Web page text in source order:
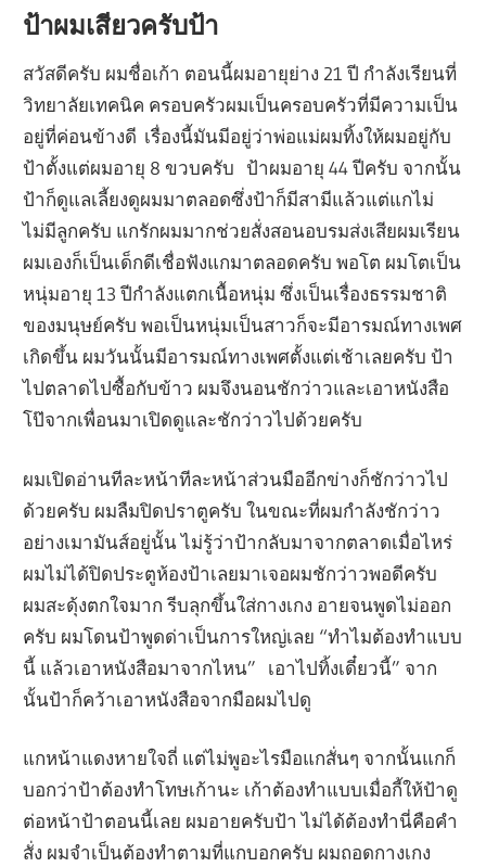
ป้าผมเสียวครับป้า
สวัสดีครับ ผมชื่อเก้า ตอนนี้ผมอายุย่าง 21 ปี กำลังเรียนที่
วิทยาลัยเทคนิค ครอบครัวผมเป็นครอบครัวที่มีความเป็น
อยู่ที่ค่อนข้างดี เรื่องนี้มันมีอยู่ว่าพ่อแม่ผมทิ้งให้ผมอยู่กับ
ป้าตั้งแต่ผมอายุ 8 ขวบครับ ป้าผมอายุ 44 ปีครับ จากนั้น
ป้าก็ดูแลเลี้ยงดูผมมาตลอดซึ่งป้าก็มีสามีแล้วแต่แกไม่
ไม่มีลูกครับ แกรักผมมากช่วยสั่งสอนอบรมส่งเสียผมเรียน
ผมเองก็เป็นเด็กดีเชื่อฟังแกมาตลอดครับ พอโต ผมโตเป็น
หนุ่มอายุ 13 ปีกำลังแตกเนื้อหนุ่ม ซึ่งเป็นเรื่องธรรมชาติ
ของมนุษย์ครับ พอเป็นหนุ่มเป็นสาวก็จะมีอารมณ์ทางเพศ
เกิดขึ้น ผมวันนั้นมีอารมณ์ทางเพศตั้งแต่เช้าเลยครับ ป้า
ไปตลาดไปซื้อกับข้าว ผมจึงนอนชักว่าวและเอาหนังสือ
โป๊จากเพื่อนมาเปิดดูและชักว่าวไปด้วยครับ
ผมเปิดอ่านทีละหน้าทีละหน้าส่วนมืออีกข่างก็ชักว่าวไป
ด้วยครับ ผมลืมปิดปราตูครับ ในขณะที่ผมกำลังชักว่าว
อย่างเมามันส์อยู่นั้น ไม่รู้ว่าป้ากลับมาจากตลาดเมื่อไหร่
ผมไม่ได้ปิดประตูห้องป้าเลยมาเจอผมชักว่าวพอดีครับ
ผมสะดุ้งตกใจมาก รีบลุกขึ้นใส่กางเกง อายจนพูดไม่ออก
ครับ ผมโดนป้าพูดด่าเป็นการใหญ่เลย “ทำไมต้องทำแบบ
นี้ แล้วเอาหนังสือมาจากไหน” เอาไปทิ้งเดี๋ยวนี้” จาก
นั้นป้าก็คว้าเอาหนังสือจากมือผมไปดู
แกหน้าแดงหายใจถี่ แต่ไม่พูอะไรมือแกสั่นๆ จากนั้นแกก็
บอกว่าป้าต้องทำโทษเก้านะ เก้าต้องทำแบบเมื่อกี้ให้ป้าดู
ต่อหน้าป้าตอนนี้เลย ผมอายครับป้า ไม่ได้ต้องทำนี่คือคำ
สั่ง ผมจำเป็นต้องทำตามที่แกบอกครับ ผมถอดกางเกง